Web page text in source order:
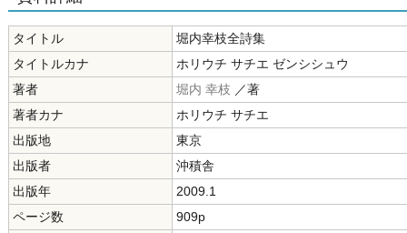
タイトル
堀内幸枝全詩集
タイトルカナ
ホリウチ サチエ ゼンシシュウ
著者
堀内 幸枝 ／著
著者カナ
ホリウチ サチエ
出版地
東京
出版者
沖積舎
出版年
2009.1
ページ数
909p